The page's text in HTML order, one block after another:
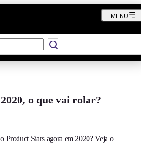
MENU
o que vai rolar?
Product Stars agora em 2020? Veja o